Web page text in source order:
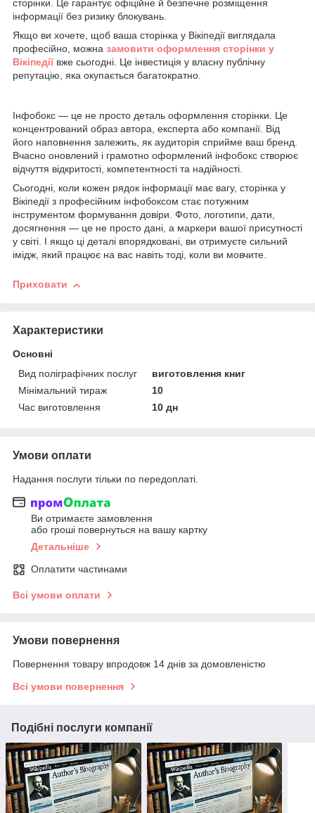
сторінки. Це гарантує офіційне й безпечне розміщення
інформації без ризику блокувань.
Якщо ви хочете, щоб ваша сторінка у Вікіпедії виглядала
професійно, можна замовити оформлення сторінки у
Вікіпедіївже сьогодні. Це інвестиція у власну публічну
репутацію, яка окупається багатократно.
Інфобокс — це не просто деталь оформлення сторінки. Це
концентрований образ автора, експерта або компанії. Від
його наповнення залежить, як аудиторія сприйме ваш бренд.
Вчасно оновлений і грамотно оформлений інфобокс створює
відчуття відкритості, компетентності та надійності.
Сьогодні, коли кожен рядок інформації має вагу, сторінка у
Вікіпедії з професійним інфобоксом стає потужним
інструментом формування довіри. Фото, логотипи, дати,
досягнення — це не просто дані, а маркери вашої присутності
у світі. І якщо ці деталі впорядковані, ви отримуєте сильний
імідж, який працює на вас навіть тоді, коли ви мовчите.
Приховати
Характеристики
Основні
Вид поліграфічних послуг
виготовлення книг
Мінімальний тираж
10
Час виготовлення
10 дн
Умови оплати
Надання послуги тільки по передоплаті.
Ви отримаєте замовлення
або гроші повернуться на вашу картку
Детальніше
Оплатити частинами
Всі умови оплати
Умови повернення
Повернення товару впродовж 14 днів за домовленістю
Всі умови повернення
Подібні послуги компанії